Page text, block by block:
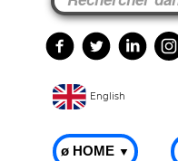
English
ø HOME ▼